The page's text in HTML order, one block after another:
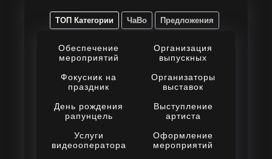
ТОП Категории ЧаВо Предложения
Обеспечение
мероприятий
Фокусник на
праздник
День рождения
рапунцель
Услуги
видеооператора
Организация
выпускных
Организаторы
выставок
Выступление
артиста
Оформление
мероприятий